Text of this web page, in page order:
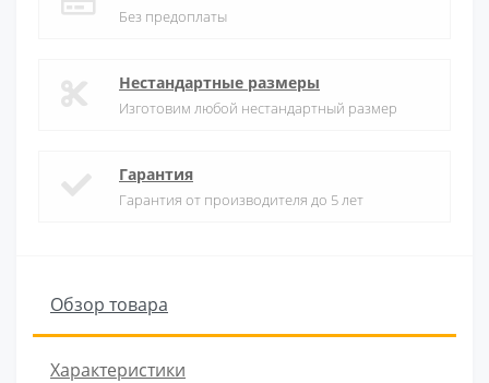
Без предоплаты
Нестандартные размеры
Изготовим любой нестандартный размер
Гарантия
Гарантия от производителя до 5 лет
Обзор товара
Характеристики